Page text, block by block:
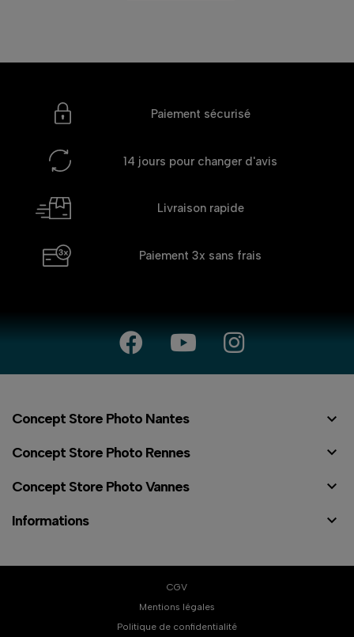
Paiement sécurisé
14 jours pour changer d'avis
Livraison rapide
Paiement 3x sans frais
Concept Store Photo Nantes 
Concept Store Photo Rennes 
Concept Store Photo Vannes 
Informations 
CGV
Mentions légales
Politique de confidentialité